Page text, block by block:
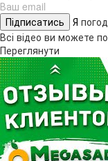
Підписатись Я
Всі відео ви можете
Переглянути